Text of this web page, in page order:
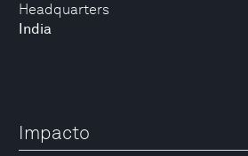
Headquarters
India
Impacto